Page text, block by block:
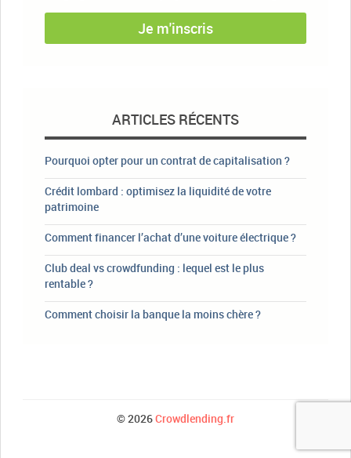
Je m'inscris
ARTICLES RÉCENTS
Pourquoi opter pour un contrat de capitalisation ?
Crédit lombard : optimisez la liquidité de votre
patrimoine
Comment financer l’achat d’une voiture électrique ?
Club deal vs crowdfunding : lequel est le plus
rentable ?
Comment choisir la banque la moins chère ?
© 2026Crowdlending.fr